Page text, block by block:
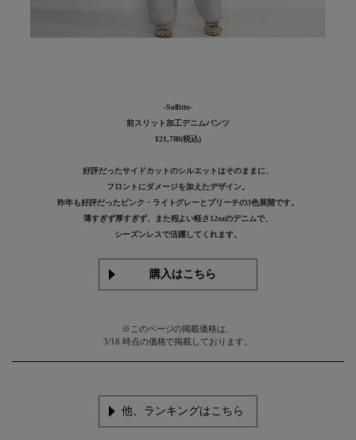
-Soffitto-
前スリット加工デニムパンツ
¥21,780(税込)
好評だったサイドカットのシルエットはそのままに、
フロントにダメージを加えたデザイン。
昨年も好評だったピンク・ライトグレーとブリーチの3色展開です。
薄すぎず厚すぎず、また程よい軽さ12ozのデニムで、
シーズンレスで活躍してくれます。
購入はこちら
※このページの掲載価格は、
3/18 時点の価格で掲載しております。
他、ランキングはこちら